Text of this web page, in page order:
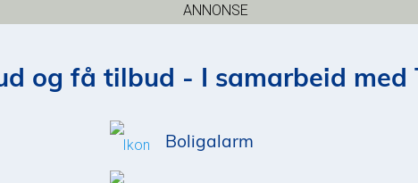
ANNONSE
og få tilbud - I samarbeid med
Boligalarm